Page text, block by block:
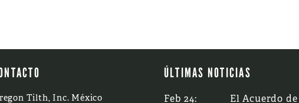
Tilth, Inc. México
ÚLTIMAS NOTICIAS
Feb 24: El Acuerdo